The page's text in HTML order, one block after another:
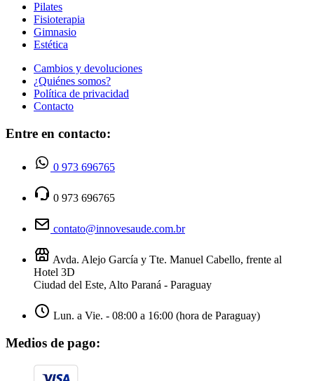
Pilates
Fisioterapia
Gimnasio
Estética
Cambios y devoluciones
¿Quiénes somos?
Política de privacidad
Contacto
Entre en contacto:
0 973 696765
0 973 696765
contato@innovesaude.com.br
Avda. Alejo García y Tte. Manuel Cabello, frente al
Hotel 3D
Ciudad del Este, Alto Paraná - Paraguay
Lun. a Vie. - 08:00 a 16:00 (hora de Paraguay)
Medios de pago: